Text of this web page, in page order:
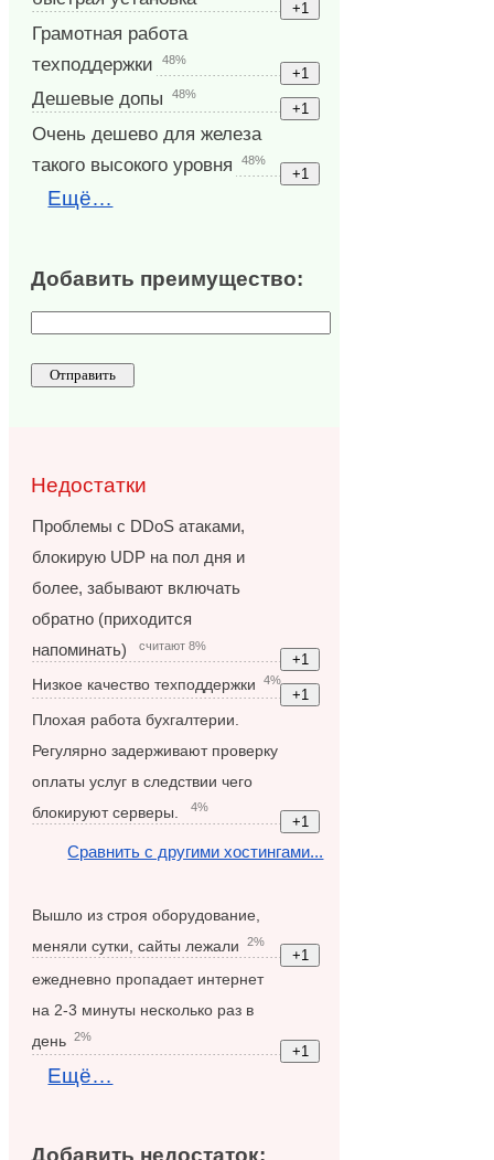
Грамотная работа
техподдержки
48%
Дешевые допы 48%
Очень дешево для железа
такого высокого уровня
48%
Ещё…
Добавить преимущество:
Недостатки
Проблемы с DDoS атаками,
блокирую UDP на пол дня и
более, забывают включать
обратно (приходится
напоминать)
считают 8%
Низкое качество техподдержки 4%
Плохая работа бухгалтерии.
Регулярно задерживают проверку
оплаты услуг в следствии чего
блокируют серверы.
4%
Сравнить с другими хостингами...
Вышло из строя оборудование,
меняли сутки, сайты лежали
2%
ежедневно пропадает интернет
на 2-3 минуты несколько раз в
день
2%
Ещё…
Добавить недостаток: